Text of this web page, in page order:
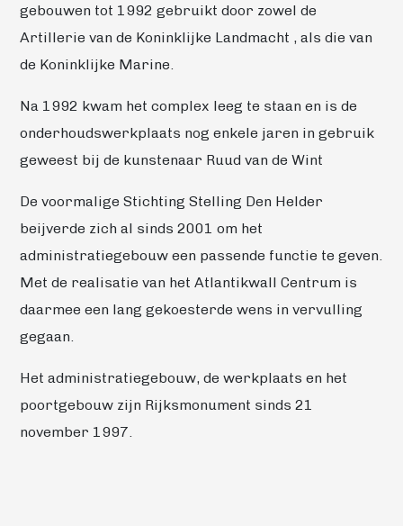
gebouwen tot 1992 gebruikt door zowel de
Artillerie van de Koninklijke Landmacht , als die van
de Koninklijke Marine.
Na 1992 kwam het complex leeg te staan en is de
onderhoudswerkplaats nog enkele jaren in gebruik
geweest bij de kunstenaar Ruud van de Wint
De voormalige Stichting Stelling Den Helder
beijverde zich al sinds 2001 om het
administratiegebouw een passende functie te geven.
Met de realisatie van het Atlantikwall Centrum is
daarmee een lang gekoesterde wens in vervulling
gegaan.
Het administratiegebouw, de werkplaats en het
poortgebouw zijn Rijksmonument sinds 21
november 1997.